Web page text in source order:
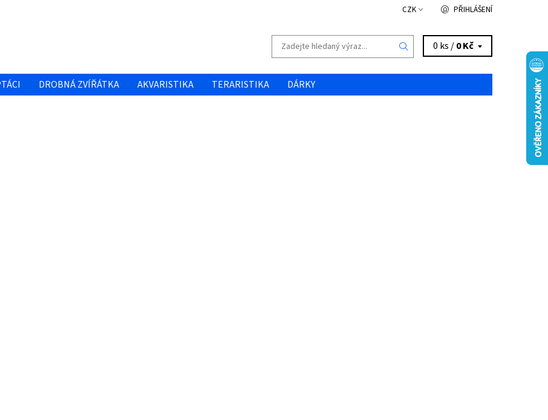
CZK PŘIHLÁŠENÍ
0 ks /0 Kč
DROBNÁ ZVÍŘÁTKA AKVARISTIKA TERARISTIKA
DÁRKY